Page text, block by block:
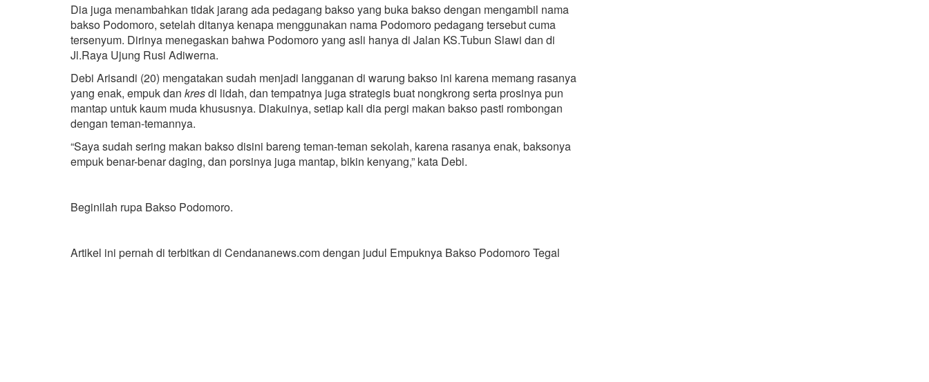
Dia juga menambahkan tidak jarang ada pedagang bakso yang buka bakso dengan mengambil nama
bakso Podomoro, setelah ditanya kenapa menggunakan nama Podomoro pedagang tersebut cuma
tersenyum. Dirinya menegaskan bahwa Podomoro yang asli hanya di Jalan KS.Tubun Slawi dan di
Jl.Raya Ujung Rusi Adiwerna.
Debi Arisandi (20) mengatakan sudah menjadi langganan di warung bakso ini karena memang rasanya
yang enak, empuk dan kresdi lidah, dan tempatnya juga strategis buat nongkrong serta prosinya pun
mantap untuk kaum muda khususnya. Diakuinya, setiap kali dia pergi makan bakso pasti rombongan
dengan teman-temannya.
“Saya sudah sering makan bakso disini bareng teman-teman sekolah, karena rasanya enak, baksonya
empuk benar-benar daging, dan porsinya juga mantap, bikin kenyang,” kata Debi.
Beginilah rupa Bakso Podomoro.
Artikel ini pernah di terbitkan di Cendananews.com dengan judul Empuknya Bakso Podomoro Tegal